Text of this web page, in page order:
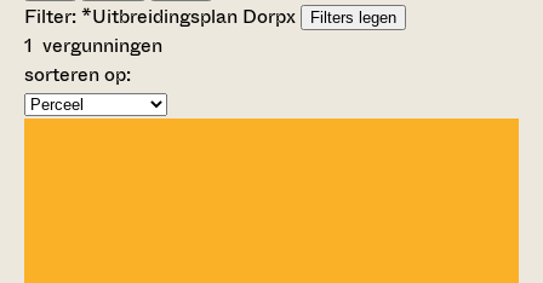
Filter:*Uitbreidingsplan Dorpx Filters legen
1 vergunningen
sorteren op: